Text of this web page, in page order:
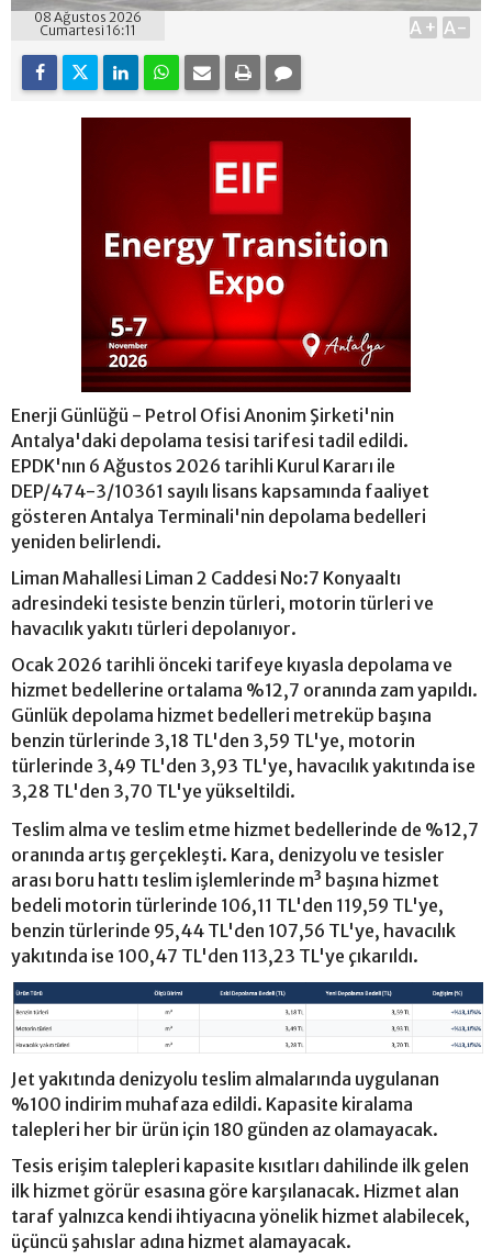
08 Ağustos 2026
Cumartesi 16:11
A+ A-
Enerji Günlüğü - Petrol Ofisi Anonim Şirketi'nin
Antalya'daki depolama tesisi tarifesi tadil edildi.
EPDK'nın 6 Ağustos 2026 tarihli Kurul Kararı ile
DEP/474-3/10361 sayılı lisans kapsamında faaliyet
gösteren Antalya Terminali'nin depolama bedelleri
yeniden belirlendi.
Liman Mahallesi Liman 2 Caddesi No:7 Konyaaltı
adresindeki tesiste benzin türleri, motorin türleri ve
havacılık yakıtı türleri depolanıyor.
Ocak 2026 tarihli önceki tarifeye kıyasla depolama ve
hizmet bedellerine ortalama %12,7 oranında zam yapıldı.
Günlük depolama hizmet bedelleri metreküp başına
benzin türlerinde 3,18 TL'den 3,59 TL'ye, motorin
türlerinde 3,49 TL'den 3,93 TL'ye, havacılık yakıtında ise
3,28 TL'den 3,70 TL'ye yükseltildi.
Teslim alma ve teslim etme hizmet bedellerinde de %12,7
oranında artış gerçekleşti. Kara, denizyolu ve tesisler
arası boru hattı teslim işlemlerinde m³ başına hizmet
bedeli motorin türlerinde 106,11 TL'den 119,59 TL'ye,
benzin türlerinde 95,44 TL'den 107,56 TL'ye, havacılık
yakıtında ise 100,47 TL'den 113,23 TL'ye çıkarıldı.
Jet yakıtında denizyolu teslim almalarında uygulanan
%100 indirim muhafaza edildi. Kapasite kiralama
talepleri her bir ürün için 180 günden az olamayacak.
Tesis erişim talepleri kapasite kısıtları dahilinde ilk gelen
ilk hizmet görür esasına göre karşılanacak. Hizmet alan
taraf yalnızca kendi ihtiyacına yönelik hizmet alabilecek,
üçüncü şahıslar adına hizmet alamayacak.